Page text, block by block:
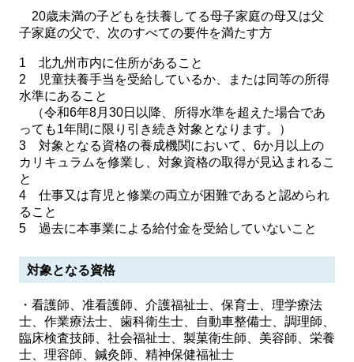
20歳未満の子どもを扶養してる母子家庭の母又は父
子家庭の父で、次のすべての要件を満たす方
1 北九州市内に住所があること
2 児童扶養手当を受給しているか、または同等の所得
水準にあること
（令和6年8月30日以降、所得水準を超えた場合であ
っても1年間に限り引き続き対象となります。）
3 対象となる資格の養成機関において、6か月以上の
カリキュラムを修業し、対象資格の取得が見込まれるこ
と
4 仕事又は育児と修業の両立が困難であると認められ
ること
5 過去に本事業による給付金を受給していないこと
対象となる資格
・看護師、准看護師、介護福祉士、保育士、理学療法
士、作業療法士、歯科衛生士、自動車整備士、調理師、
臨床検査技師、社会福祉士、製菓衛生師、美容師、栄養
士、理容師、鍼灸師、精神保健福祉士